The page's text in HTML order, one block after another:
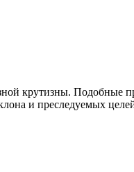
крутизны. Подобные
и преследуемых